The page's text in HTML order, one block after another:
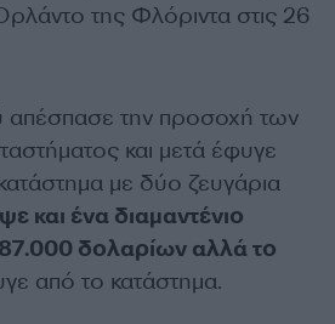
της Φλόριντα στις 26
την προσοχή των
και μετά έφυγε
με δύο ζευγάρια
και ένα διαμαντένιο
δολαρίων αλλά το
από το κατάστημα.